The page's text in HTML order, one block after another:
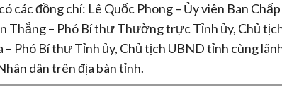
các đồng chí: Lê Quốc Phong – Ủy viên Ban
Thắng – Phó Bí thư Thường trực Tỉnh ủy, Chủ
– Phó Bí thư Tỉnh ủy, Chủ tịch UBND tỉnh cùng
dân trên địa bàn tỉnh.